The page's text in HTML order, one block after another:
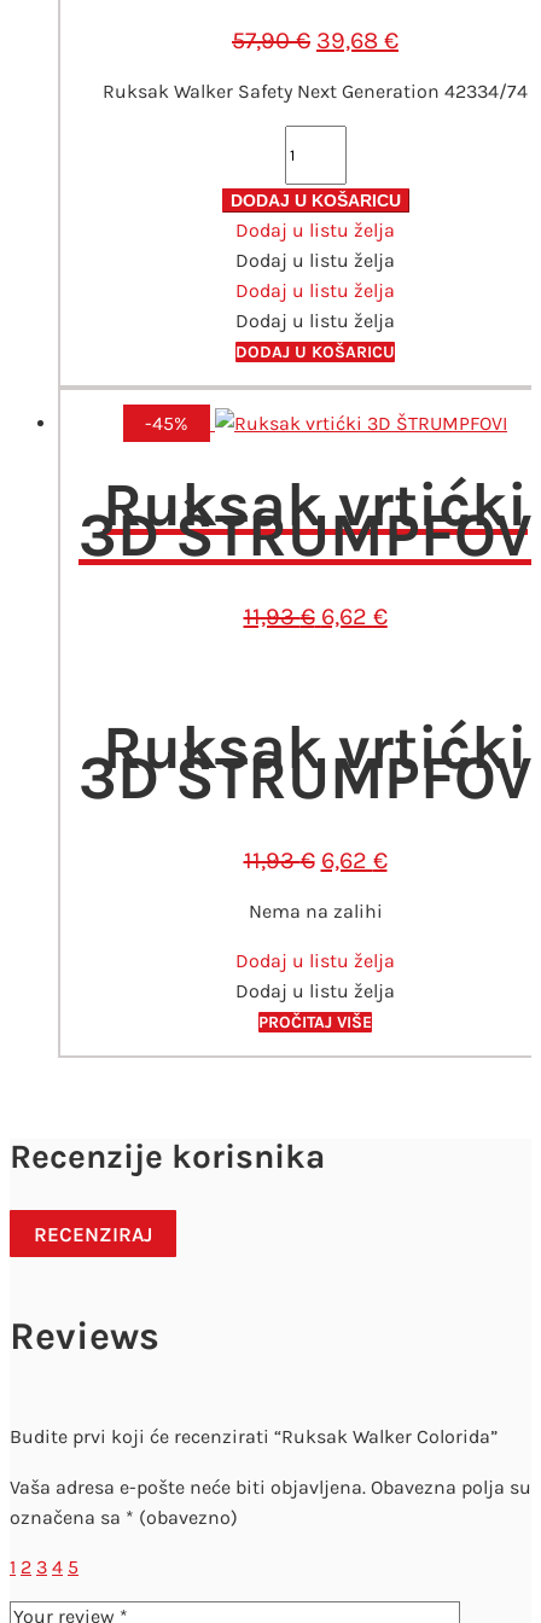
57,90€ Izvorna
bila
je:
39,68 €Trenutna
je:
Ruksak Walker Safety Next Generation 42334/74
Safety
Next
Generation
količina
DODAJ U KOŠARICU
Dodaj u listu želja
Dodaj u listu želja
Dodaj u listu želja
Dodaj u listu želja
DODAJ U KOŠARICU
-45%
Ruksak vrtićki
3D
11,93€ Izvorna
11,93 €.
6,62 €Trenutna
Ruksak vrtićki
3D
11,93€ Izvorna
bila
je:
11,93 €.
6,62 €Trenutna
Nema na zalihi
Dodaj u listu želja
Dodaj u listu želja
PROČITAJ VIŠE
Recenzije korisnika
RECENZIRAJ
Reviews
Budite prvi koji će recenzirati “Ruksak Walker Colorida”
Vaša adresa e-pošte neće biti objavljena. Obavezna polja su
označena sa * (obavezno)
1 2 3 4 5